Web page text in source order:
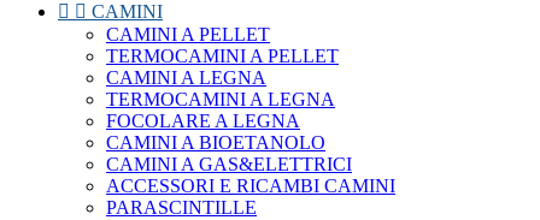
  CAMINI
CAMINI A PELLET
TERMOCAMINI A PELLET
CAMINI A LEGNA
TERMOCAMINI A LEGNA
FOCOLARE A LEGNA
CAMINI A BIOETANOLO
CAMINI A GAS&ELETTRICI
ACCESSORI E RICAMBI CAMINI
PARASCINTILLE